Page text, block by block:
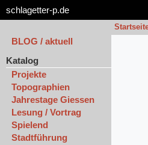
schlagetter-p.de
BLOG / aktuell
Katalog
Projekte
Topographien
Jahrestage Giessen
Lesung / Vortrag
Spielend
Stadtführung